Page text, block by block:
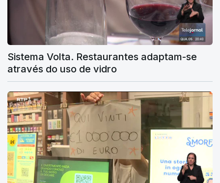
Sistema Volta. Restaurantes adaptam-se
através do uso de vidro